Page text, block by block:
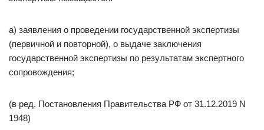
а) заявления о проведении государственной экспертизы
(первичной и повторной), о выдаче заключения
государственной экспертизы по результатам экспертного
сопровождения;
(в ред. Постановления Правительства РФ от 31.12.2019 N
1948)